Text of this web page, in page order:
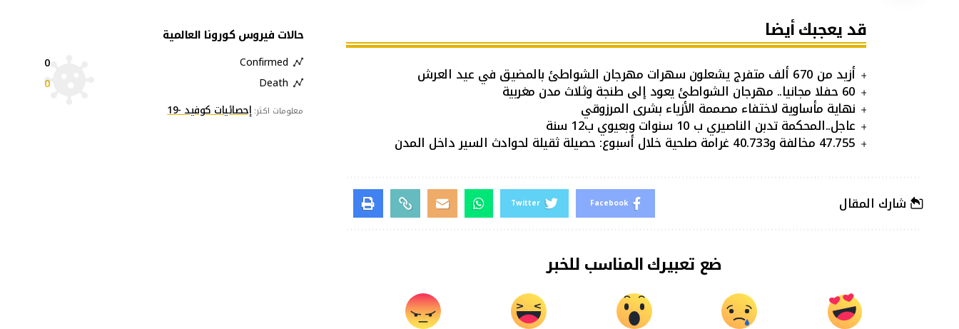
قد يعجبك أيضا
أزيد من 670 ألف متفرج يشعلون سهرات مهرجان الشواطئ بالمضيق في عيد العرش
60 حفلا مجانيا.. مهرجان الشواطئ يعود إلى طنجة وثلاث مدن مغربية
نهاية مأساوية لاختفاء مصممة الأزياء بشرى المرزوقي
عاجل..المحكمة تدبن الناصيري ب 10 سنوات وبعيوي ب12 سنة
47.755 مخالفة و40.733 غرامة صلحية خلال أسبوع: حصيلة ثقيلة لحوادث السير داخل المدن
شارك المقال Facebook
Twitter
ضع تعبيرك المناسب للخبر
حالات فيروس كورونا العالمية
Confirmed
0
Death
0
معلومات اكثر:إحصائيات كوفيد -19